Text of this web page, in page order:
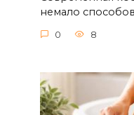
немало способов
0 8